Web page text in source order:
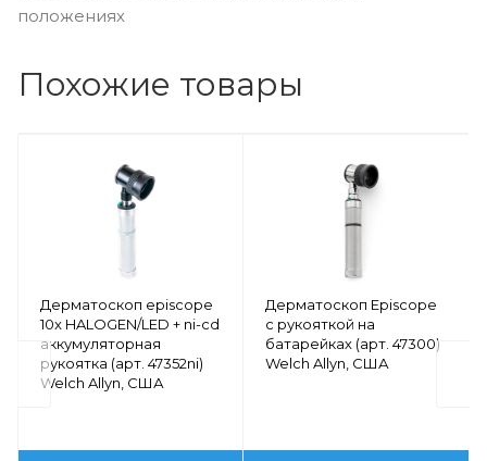
положениях
Похожие товары
Дерматоскоп episcope
10x HALOGEN/LED + ni-cd
аккумуляторная
рукоятка (арт. 47352ni)
Welch Allyn, США
Дерматоскоп Episcope
с рукояткой на
батарейках (арт. 47300)
Welch Allyn, США